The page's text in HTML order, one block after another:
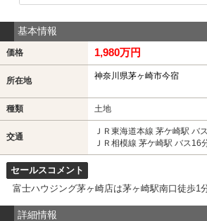
基本情報
価格 1,980万円
所在地 神奈川県茅ヶ崎市今宿
種類 土地
交通
ＪＲ東海道本線 茅ケ崎駅 バ
ＪＲ相模線 茅ケ崎駅 バス16
セールスコメント
富士ハウジング茅ヶ崎店は茅ヶ崎駅南口徒歩1
詳細情報